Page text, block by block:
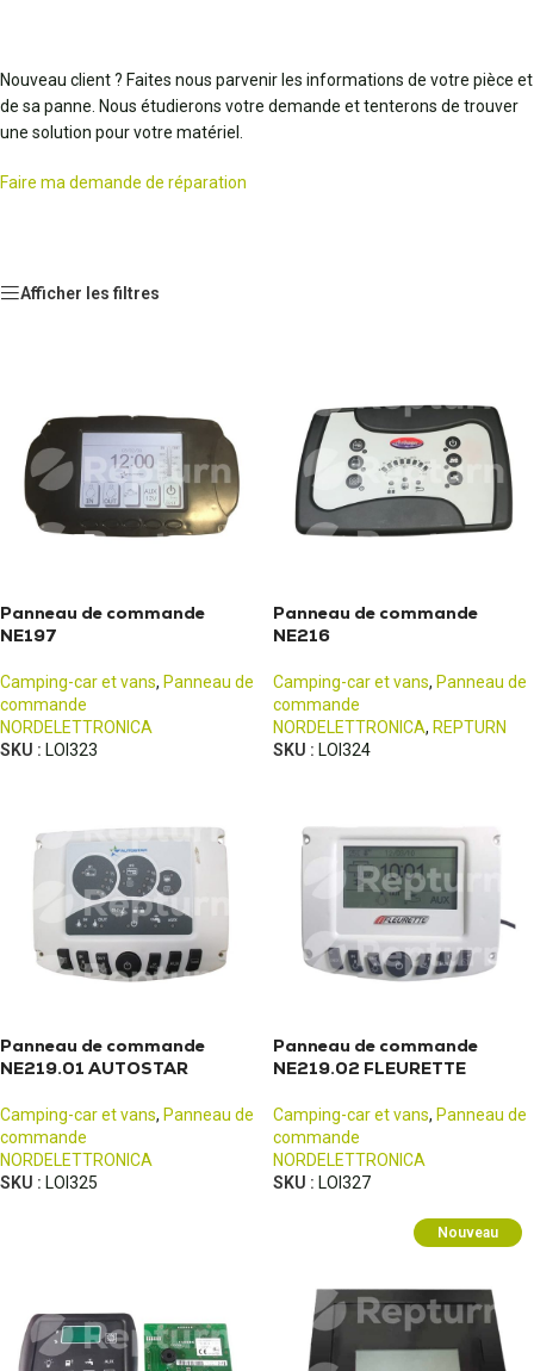
Nouveau client ? Faites nous parvenir les informations de votre pièce et
de sa panne. Nous étudierons votre demande et tenterons de trouver
une solution pour votre matériel.
Faire ma demande de réparation
Afficher les filtres
Panneau de commande
NE197
Camping-car et vans, Panneau de
commande
NORDELETTRONICA
SKU : LOI323
Panneau de commande
NE216
Camping-car et vans, Panneau de
commande
NORDELETTRONICA, REPTURN
SKU : LOI324
Panneau de commande
NE219.01 AUTOSTAR
Camping-car et vans, Panneau de
commande
NORDELETTRONICA
SKU : LOI325
Panneau de commande
NE219.02 FLEURETTE
Camping-car et vans, Panneau de
commande
NORDELETTRONICA
SKU : LOI327
Nouveau